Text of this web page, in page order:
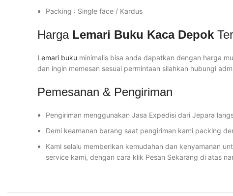
Packing : Single face / Kardus
HargaLemari Buku Kaca Depok
Lemari buku minimalis bisa anda dapatkan dengan harga
dan ingin memesan sesuai permintaan silahkan hubungi
Pemesanan & Pengiriman
Pengiriman menggunakan Jasa Expedisi dari Jepara
Demi keamanan barang saat pengiriman kami packing
Kami selalu memberikan kemudahan dan kenyamanan
service kami, dengan cara klik Pesan Sekarang di atas